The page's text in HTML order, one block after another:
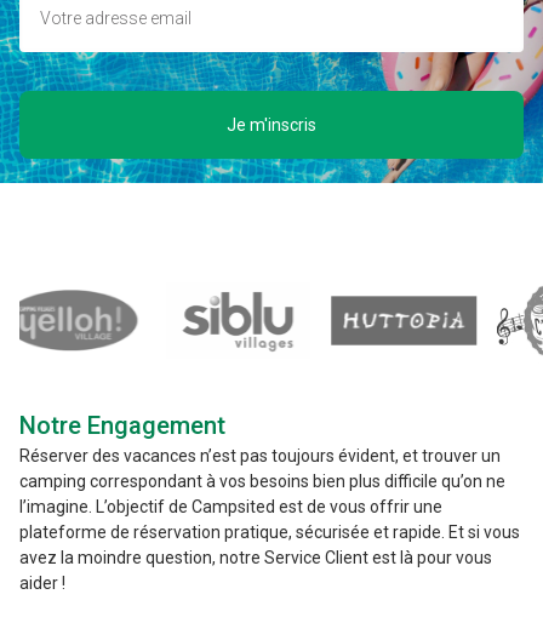
Je m'inscris
Notre Engagement
Réserver des vacances n’est pas toujours évident, et trouver un
camping correspondant à vos besoins bien plus difficile qu’on ne
l’imagine. L’objectif de Campsited est de vous offrir une
plateforme de réservation pratique, sécurisée et rapide. Et si vous
avez la moindre question, notre Service Client est là pour vous
aider !